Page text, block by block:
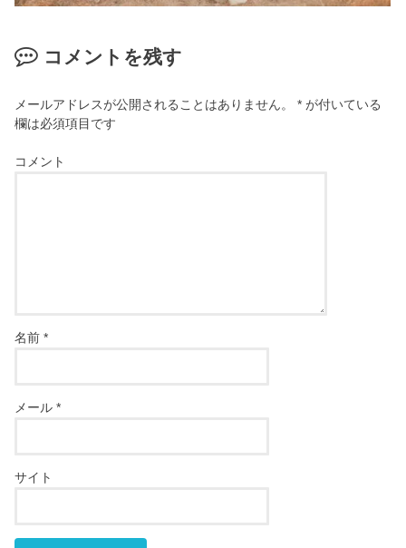
コメントを残す
メールアドレスが公開されることはありません。 * が付いている
欄は必須項目です
コメント
名前*
メール*
サイト